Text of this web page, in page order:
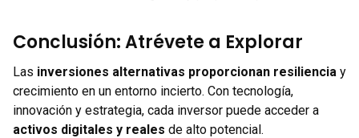
Conclusión: Atrévete a Explorar
Las inversiones alternativas proporcionan resiliencia y
crecimiento en un entorno incierto. Con tecnología,
innovación y estrategia, cada inversor puede acceder a
activos digitales y reales de alto potencial.